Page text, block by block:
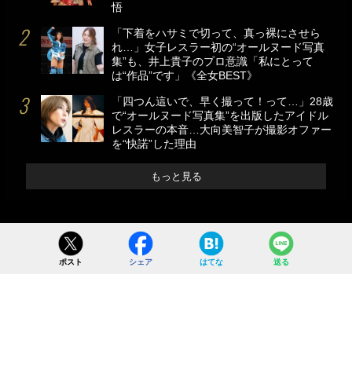
悟
「下着をハサミで切って、真っ裸にさせら
れ…」女子レスラー初の“オールヌード写真
集”も、井上貴子のプロ意識「私にとって
は“作品”です」《全女BEST》
「四つん這いで、早く撮って！って…」28歳
で“オールヌード写真集”を出版したアイドル
レスラーの本音…大向美智子が撮影オファー
を“快諾”した理由
もっと見る
ポスト シェア はてな 送る